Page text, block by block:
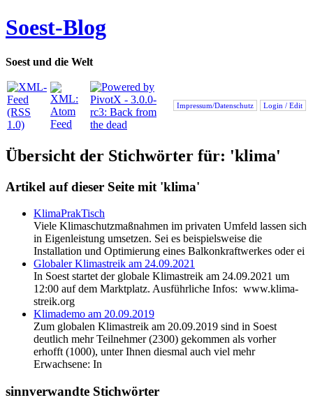
Soest-Blog
Soest und die Welt
Impressum/Datenschutz Login / Edit
Übersicht der Stichwörter für: 'klima'
Artikel auf dieser Seite mit 'klima'
KlimaPrakTisch
Viele Klimaschutzmaßnahmen im privaten Umfeld lassen sich
in Eigenleistung umsetzen. Sei es beispielsweise die
Installation und Optimierung eines Balkonkraftwerkes oder ei
Globaler Klimastreik am 24.09.2021
In Soest startet der globale Klimastreik am 24.09.2021 um
12:00 auf dem Marktplatz. Ausführliche Infos: www.klima-
streik.org
Klimademo am 20.09.2019
Zum globalen Klimastreik am 20.09.2019 sind in Soest
deutlich mehr Teilnehmer (2300) gekommen als vorher
erhofft (1000), unter Ihnen diesmal auch viel mehr
Erwachsene: In
sinnverwandte Stichwörter